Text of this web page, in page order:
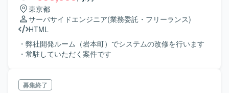
東京都
サーバサイドエンジニア(業務委託・フリーランス)
HTML
・弊社開発ルーム（岩本町）でシステムの改修を行います
・常駐していただく案件です
募集終了